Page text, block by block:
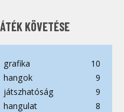
KÖVETÉSE
grafika
10
hangok
9
játszhatóság
9
hangulat
8